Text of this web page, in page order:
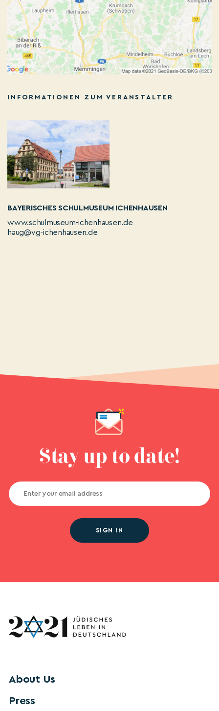
INFORMATIONEN ZUM VERANSTALTER
BAYERISCHES SCHULMUSEUM ICHENHAUSEN
www.schulmuseum-ichenhausen.de
haug@vg-ichenhausen.de
Stay up to date!
SIGN IN
About Us
Press